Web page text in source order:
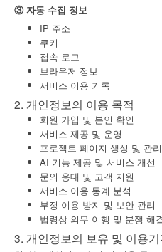
전달해주며,
그 기록들을 통해 보다 좋은 세상
있습니다.
intropage는 세상의 크고 작은 이
③ 자동 수집 정보
IP 주소
쿠키
접속 로그
브라우저 정보
서비스 이용 기록
2. 개인정보의 이용 목적
회원 가입 및 본인 확인
서비스 제공 및 운영
프로젝트 페이지 생성 및 관리
AI 기능 제공 및 서비스 개선
문의 응대 및 고객 지원
서비스 이용 통계 분석
부정 이용 방지 및 보안 관리
법령상 의무 이행 및 분쟁 해
3. 개인정보의 보유 및 이용